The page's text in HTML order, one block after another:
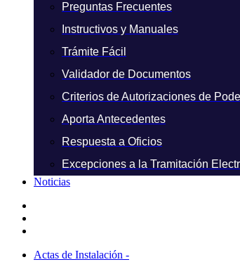
Preguntas Frecuentes
Instructivos y Manuales
Trámite Fácil
Validador de Documentos
Criterios de Autorizaciones de
Aporta Antecedentes
Respuesta a Oficios
Excepciones a la Tramitación
Noticias
Actas de Instalación -